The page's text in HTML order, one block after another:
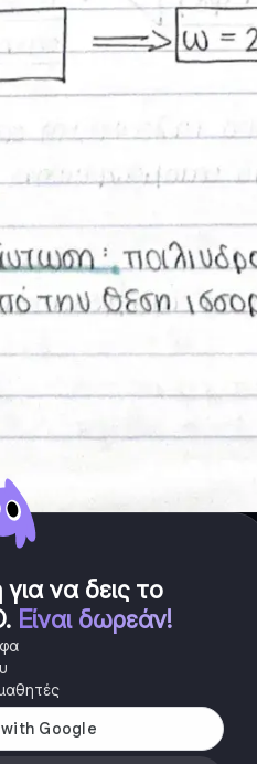
να δεις το
. Είναι δωρεάν!